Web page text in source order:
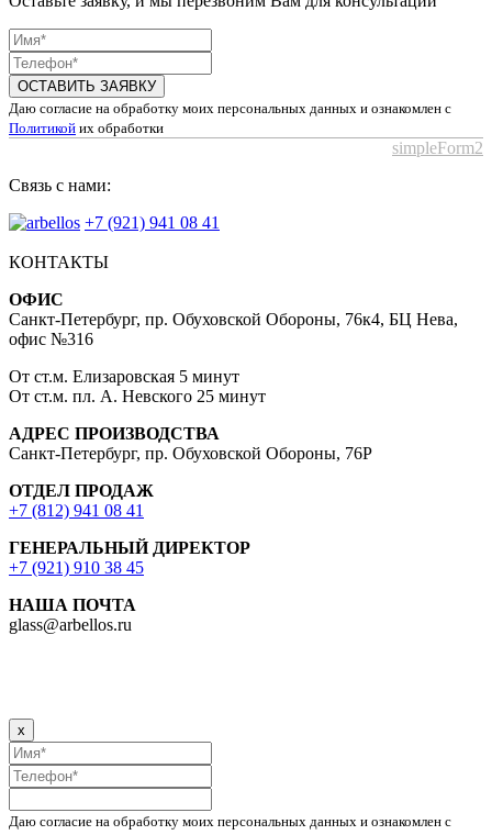
ОСТАВИТЬ ЗАЯВКУ
Даю согласие на обработку моих персональных данных и ознакомлен с
Политикой их обработки
simpleForm2
Связь с нами:
+7 (921) 941 08 41
КОНТАКТЫ
ОФИС
Санкт-Петербург, пр. Обуховской Обороны, 76к4, БЦ Нева,
офис №316
От ст.м. Елизаровская 5 минут
От ст.м. пл. А. Невского 25 минут
АДРЕС ПРОИЗВОДСТВА
Санкт-Петербург, пр. Обуховской Обороны, 76Р
ОТДЕЛ ПРОДАЖ
+7 (812) 941 08 41
ГЕНЕРАЛЬНЫЙ ДИРЕКТОР
+7 (921) 910 38 45
НАША ПОЧТА
glass@arbellos.ru
x
Даю согласие на обработку моих персональных данных и ознакомлен с